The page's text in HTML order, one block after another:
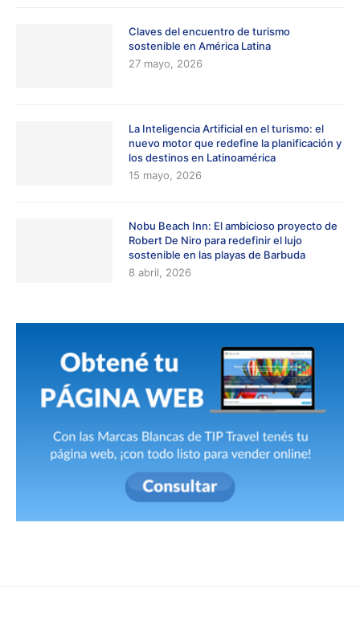
Claves del encuentro de turismo
sostenible en América Latina
27 mayo, 2026
La Inteligencia Artificial en el turismo: el
nuevo motor que redefine la planificación y
los destinos en Latinoamérica
15 mayo, 2026
Nobu Beach Inn: El ambicioso proyecto de
Robert De Niro para redefinir el lujo
sostenible en las playas de Barbuda
8 abril, 2026